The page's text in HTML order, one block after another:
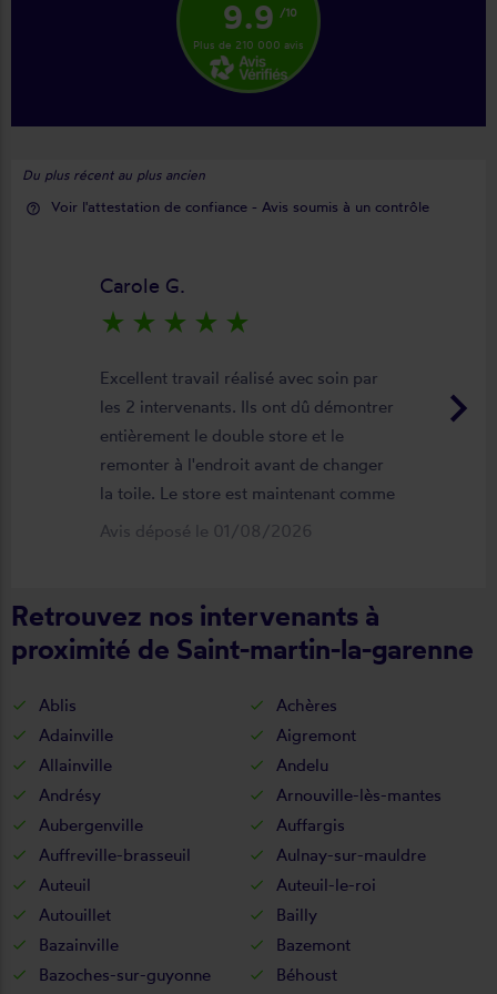
9.9 /10
Plus de 210 000 avis
Du plus récent au plus ancien
help_outline Voir l'attestation de confiance - Avis soumis à un contrôle
keyboard_arrow_right
Carole G.
star_rate star_rate star_rate star_rate star_rate
Excellent travail réalisé avec soin par
les 2 intervenants. Ils ont dû démontrer
entièrement le double store et le
remonter à l'endroit avant de changer
la toile. Le store est maintenant comme
neuf, parfaitement positionné et
Avis déposé le 01/08/2026
Retrouvez nos intervenants à
proximité de Saint-martin-la-garenne
Ablis
Achères
Adainville
Aigremont
Allainville
Andelu
Andrésy
Arnouville-lès-mantes
Aubergenville
Auffargis
Auffreville-brasseuil
Aulnay-sur-mauldre
Auteuil
Auteuil-le-roi
Autouillet
Bailly
Bazainville
Bazemont
Bazoches-sur-guyonne
Béhoust